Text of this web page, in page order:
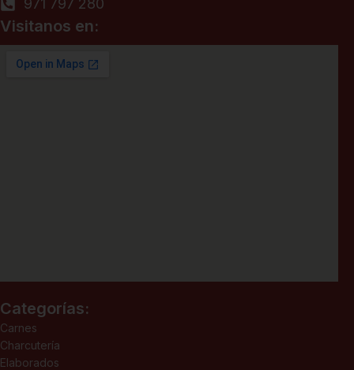
Visitanos en:
Categorías:
Carnes
Charcutería
Elaborados